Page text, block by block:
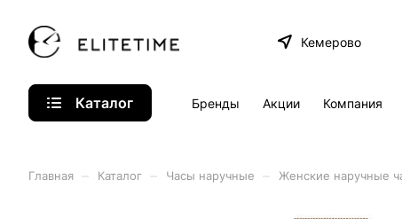
Кемерово
Каталог Бренды Акции Компания
Главная Каталог Часы наручные Женские наручные